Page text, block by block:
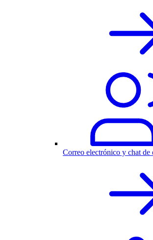
Correo electrónico y chat de